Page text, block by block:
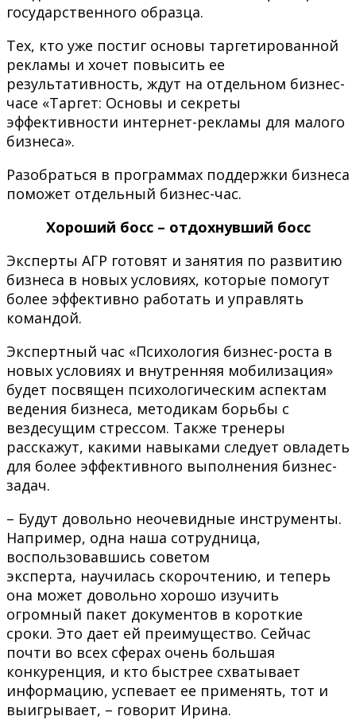
государственного образца.
Тех, кто уже постиг основы таргетированной
рекламы и хочет повысить ее
результативность, ждут на отдельном бизнес-
часе «Таргет: Основы и секреты
эффективности интернет-рекламы для малого
бизнеса».
Разобраться в программах поддержки бизнеса
поможет отдельный бизнес-час.
Хороший босс – отдохнувший босс
Эксперты АГР готовят и занятия по развитию
бизнеса в новых условиях, которые помогут
более эффективно работать и управлять
командой.
Экспертный час «Психология бизнес-роста в
новых условиях и внутренняя мобилизация»
будет посвящен психологическим аспектам
ведения бизнеса, методикам борьбы с
вездесущим стрессом. Также тренеры
расскажут, какими навыками следует овладеть
для более эффективного выполнения бизнес-
задач.
– Будут довольно неочевидные инструменты.
Например, одна наша сотрудница,
воспользовавшись советом
эксперта, научилась скорочтению, и теперь
она может довольно хорошо изучить
огромный пакет документов в короткие
сроки. Это дает ей преимущество. Сейчас
почти во всех сферах очень большая
конкуренция, и кто быстрее схватывает
информацию, успевает ее применять, тот и
выигрывает, – говорит Ирина.